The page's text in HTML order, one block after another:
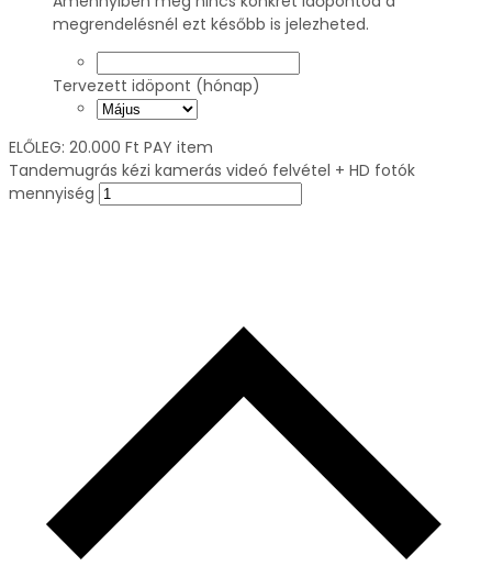
megrendelésnél ezt később is jelezheted.
Tervezett idöpont (hónap)
ELŐLEG: 20.000 Ft PAY item
Tandemugrás kézi kamerás videó felvétel + HD fotók
mennyiség